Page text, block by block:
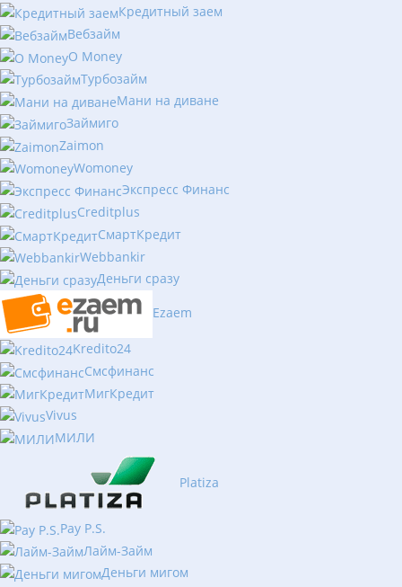
Кредитный заем
Вебзайм
O Money
Турбозайм
Мани на диване
Займиго
Zaimon
Womoney
Экспресс Финанс
Creditplus
СмартКредит
Webbankir
Деньги сразу
Ezaem
Kredito24
Смсфинанс
МигКредит
Vivus
МИЛИ
Platiza
Pay P.S.
Лайм-Займ
Деньги мигом